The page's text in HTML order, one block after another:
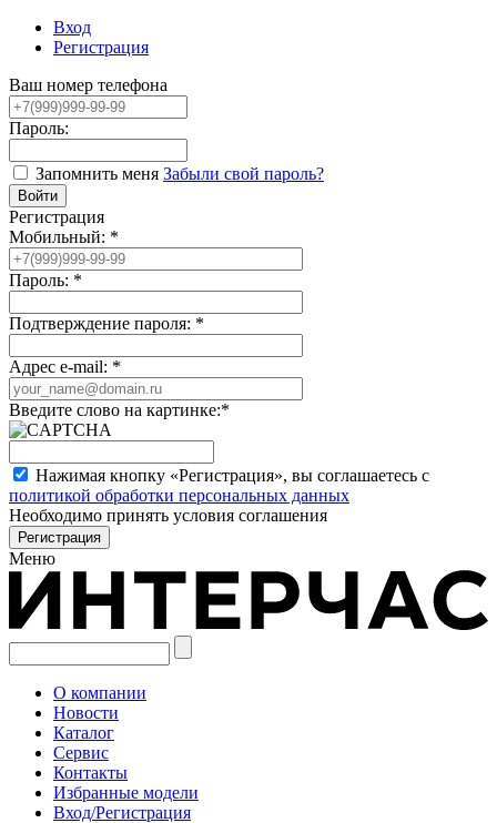
Вход
Регистрация
Ваш номер телефона
Пароль:
Запомнить меня Забыли свой пароль?
Регистрация
Мобильный: *
Пароль: *
Подтверждение пароля: *
Адрес e-mail: *
Введите слово на картинке:*
Нажимая кнопку «Регистрация», вы соглашаетесь с
политикой обработки персональных данных
Необходимо принять условия соглашения
Меню
О компании
Новости
Каталог
Сервис
Контакты
Избранные модели
Вход/Регистрация